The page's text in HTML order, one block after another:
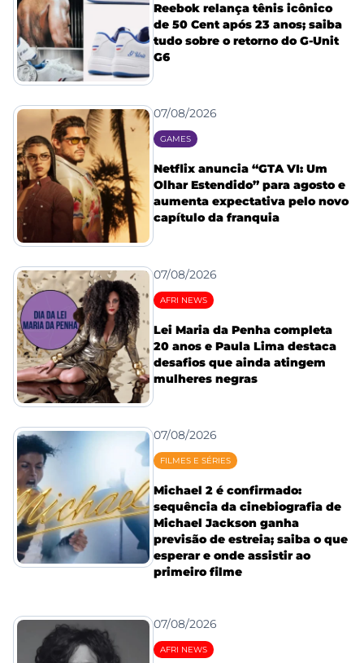
Reebok relança tênis icônico
de 50 Cent após 23 anos; saiba
tudo sobre o retorno do G-Unit
G6
07/08/2026
GAMES
Netflix anuncia “GTA VI: Um
Olhar Estendido” para agosto e
aumenta expectativa pelo novo
capítulo da franquia
07/08/2026
AFRI NEWS
Lei Maria da Penha completa
20 anos e Paula Lima destaca
desafios que ainda atingem
mulheres negras
07/08/2026
FILMES E SÉRIES
Michael 2 é confirmado:
sequência da cinebiografia de
Michael Jackson ganha
previsão de estreia; saiba o que
esperar e onde assistir ao
primeiro filme
07/08/2026
AFRI NEWS